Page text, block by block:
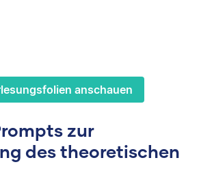
anschauen
zur
des theoretischen